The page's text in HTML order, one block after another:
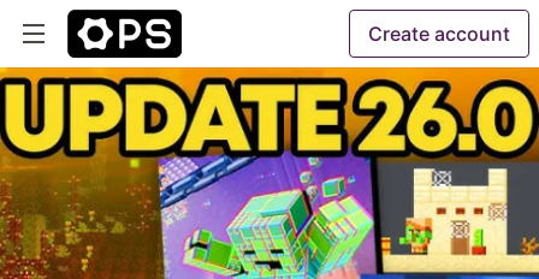
Create account